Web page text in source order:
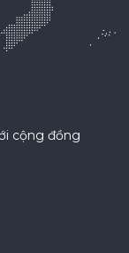
cộng đồng